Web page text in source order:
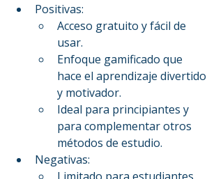
Positivas:
Acceso gratuito y fácil de
usar.
Enfoque gamificado que
hace el aprendizaje divertido
y motivador.
Ideal para principiantes y
para complementar otros
métodos de estudio.
Negativas: